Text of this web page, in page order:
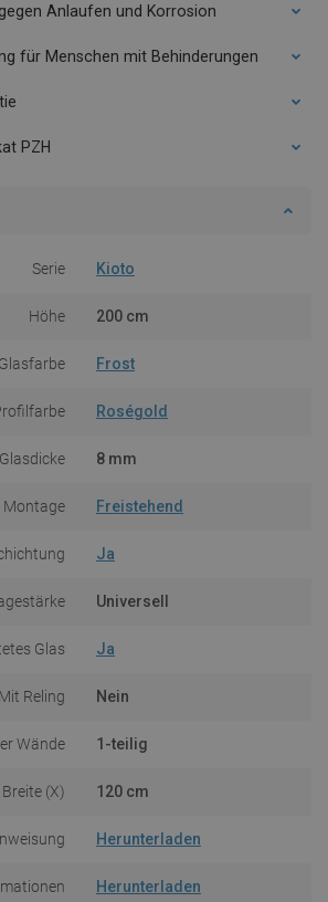
Anlaufen und Korrosion
für Menschen mit Behinderungen
PZH
Serie Kioto
Höhe 200 cm
Glasfarbe Frost
Roségold
Glasdicke 8 mm
Montage Freistehend
Ja
Universell
Glas Ja
Mit Reling Nein
Wände 1-teilig
Breite (X) 120 cm
Herunterladen
Herunterladen